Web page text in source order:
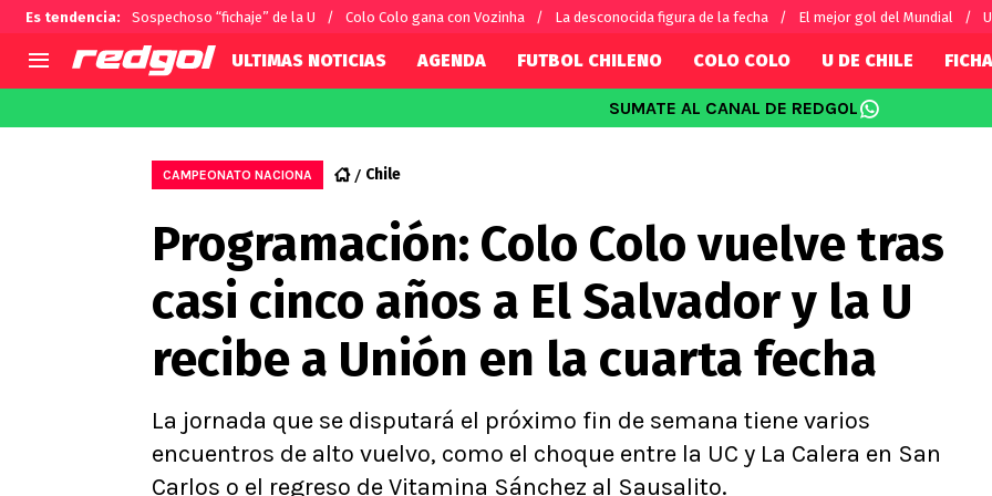
Es tendencia: Sospechoso “fichaje” de la U Colo Colo gana con Vozinha La desconocida figura de la fecha El mejor gol del Mundial
Selección Chilena
U de Chile
U Católica
Campeonato Nacional
Primera B
Segunda División
Copa Chile
Supercopa Chile
Campeonato Femenino
Alexis Sánchez
Carlos Palacios
Chilenos por el mundo
Fútbol Argentino
Fútbol Brasileño
Conference
Ligue 1
Premier
Serie A
ULTIMAS NOTICIAS AGENDA FUTBOL CHILENO COLO COLO U DE CHILE
SUMATE AL CANAL DE REDGOL
CAMPEONATO NACIONA Chile
Programación: Colo Colo vuelve tras
casi cinco años a El Salvador y la U
recibe a Unión en la cuarta fecha
La jornada que se disputará el próximo fin de semana tiene varios
encuentros de alto vuelvo, como el choque entre la UC y La Calera en San
Carlos o el regreso de Vitamina Sánchez al Sausalito.